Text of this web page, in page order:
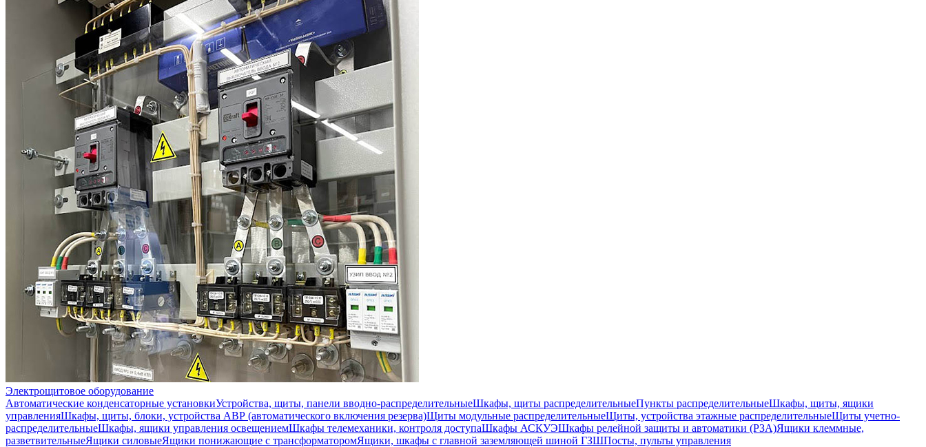
Электрощитовое оборудование
Автоматические конденсаторные установкиУстройства, щиты, панели вводно-распределительныеШкафы, щиты распределительныеПункты распределительныеШкафы, щиты, ящики
управленияШкафы, щиты, блоки, устройства АВР (автоматического включения резерва)Щиты модульные распределительныеЩиты, устройства этажные распределительныеЩиты учетно-
распределительныеШкафы, ящики управления освещениемШкафы телемеханики, контроля доступаШкафы АСКУЭШкафы релейной защиты и автоматики (РЗА)Ящики клеммные,
разветвительныеЯщики силовыеЯщики понижающие с трансформаторомЯщики, шкафы с главной заземляющей шиной ГЗШПосты, пульты управления